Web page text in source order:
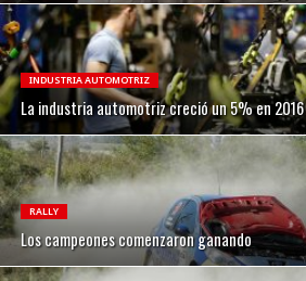
INDUSTRIA AUTOMOTRIZ
La industria automotriz creció un 5% en 2016
RALLY
Los campeones comenzaron ganando